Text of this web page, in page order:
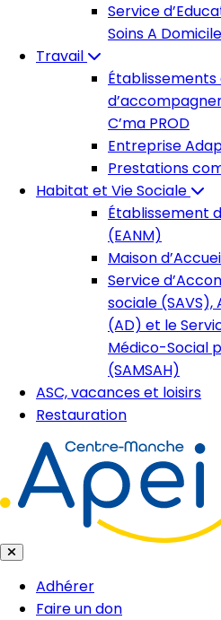
Service
Soins A
Travail
C’ma PROD
Entreprise
Prestations
Habitat et Vie Sociale
Établissement
(EANM)
Maison
Service
sociale
(AD) et le
Médico-Social
(SAMSAH)
ASC, vacances et loisirs
Restauration
Adhérer
Faire un don